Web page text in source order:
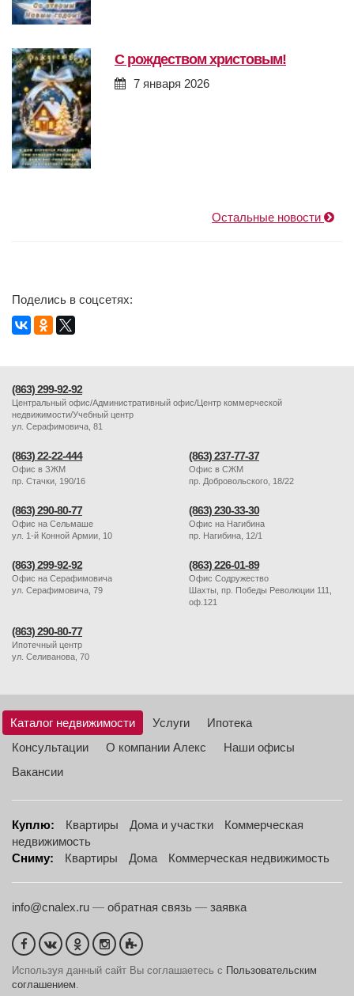
с рождеством христовым!
7 января 2026
Остальные новости
Поделись в соцсетях:
(863) 299-92-92
Центральный офис/Административный офис/Центр коммерческой
недвижимости/Учебный центр
ул. Серафимовича, 81
(863) 22-22-444
Офис в ЗЖМ
пр. Стачки, 190/16
(863) 237-77-37
Офис в СЖМ
пр. Добровольского, 18/22
(863) 290-80-77
Офис на Сельмаше
ул. 1-й Конной Армии, 10
(863) 230-33-30
Офис на Нагибина
пр. Нагибина, 12/1
(863) 299-92-92
Офис на Серафимовича
ул. Серафимовича, 79
(863) 226-01-89
Офис Содружество
Шахты, пр. Победы Революции 111,
оф.121
(863) 290-80-77
Ипотечный центр
ул. Селиванова, 70
Каталог недвижимости Услуги
Ипотека
Консультации
О компании Алекс
Наши офисы
Вакансии
Куплю: Квартиры Дома и участки
Коммерческая
недвижимость
Сниму:
Квартиры Дома Коммерческая недвижимость
info@cnalex.ru — обратная связь — заявка
Используя данный сайт Вы соглашаетесь с Пользовательским
соглашением.